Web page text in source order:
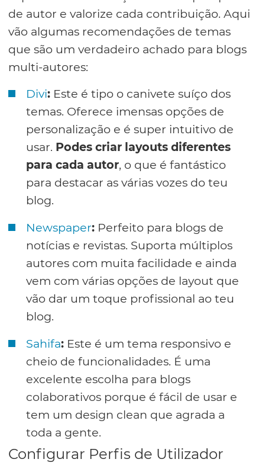
de autor e valorize cada contribuição. Aqui
vão algumas recomendações de temas
que são um verdadeiro achado para blogs
multi-autores:
Divi: Este é tipo o canivete suíço dos
temas. Oferece imensas opções de
personalização e é super intuitivo de
usar. Podes criar layouts diferentes
para cada autor, o que é fantástico
para destacar as várias vozes do teu
blog.
Newspaper: Perfeito para blogs de
notícias e revistas. Suporta múltiplos
autores com muita facilidade e ainda
vem com várias opções de layout que
vão dar um toque profissional ao teu
blog.
Sahifa: Este é um tema responsivo e
cheio de funcionalidades. É uma
excelente escolha para blogs
colaborativos porque é fácil de usar e
tem um design clean que agrada a
toda a gente.
Configurar Perfis de Utilizador